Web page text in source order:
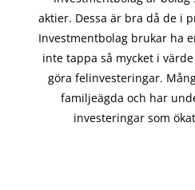
aktier. Dessa är bra då de i
Investmentbolag brukar ha
inte tappa så mycket i
göra felinvesteringar.
familjeägda och har
investeringar som